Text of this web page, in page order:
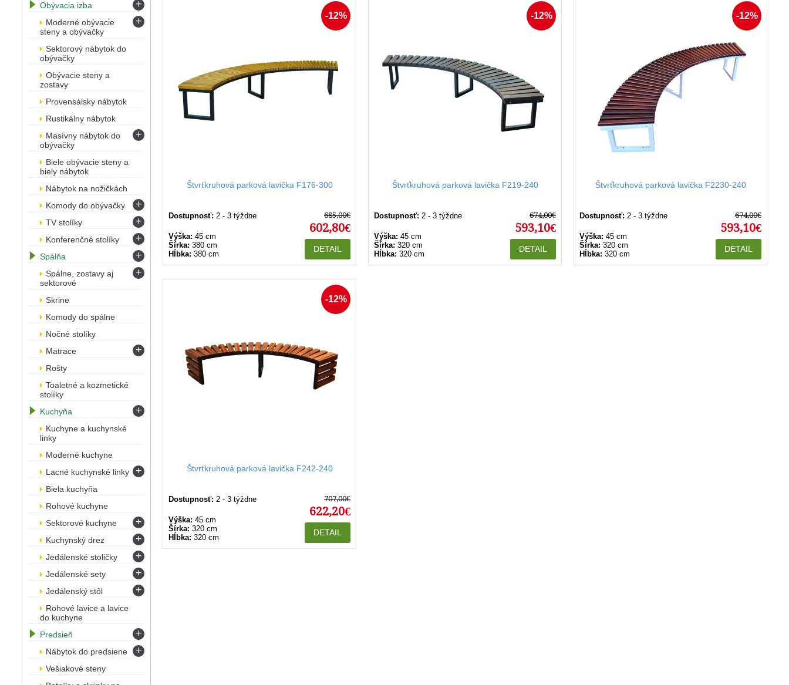
Obývacia izba
+
Moderné obývacie
steny a obývačky
+
Sektorový nábytok do
obývačky
Obývacie steny a
zostavy
Provensálsky nábytok
Rustikálny nábytok
Masívny nábytok do
obývačky
+
Biele obývacie steny a
biely nábytok
Nábytok na nožičkách
Komody do obývačky
+
TV stolíky +
Konferenčné stolíky +
Spálňa +
Spálne, zostavy aj
sektorové
+
Skrine
Komody do spálne
Nočné stolíky
Matrace
+
Rošty
Toaletné a kozmetické
stolíky
Kuchyňa
+
Kuchyne a kuchynské
linky
Moderné kuchyne
Lacné kuchynské linky
+
Biela kuchyňa
Rohové kuchyne
Sektorové kuchyne
+
Kuchynský drez +
Jedálenské stoličky +
Jedálenské sety +
Jedálenský stôl +
Rohové lavice a lavice
do kuchyne
Predsieň
+
Nábytok do predsiene +
Vešiakové steny
-12%
Štvrťkruhová parková lavička F176-300
Dostupnosť: 2 - 3 týždne
Výška: 45 cm
Šírka: 380 cm
Hĺbka: 380 cm
685,00€
602,80€
DETAIL
-12%
Štvrťkruhová parková lavička F219-240
Dostupnosť: 2 - 3 týždne
Výška: 45 cm
Šírka: 320 cm
Hĺbka: 320 cm
674,00€
593,10€
DETAIL
-12%
Štvrťkruhová parková lavička F2230-240
Dostupnosť: 2 - 3 týždne
Výška: 45 cm
Šírka: 320 cm
Hĺbka: 320 cm
674,00€
593,10€
DETAIL
-12%
Štvrťkruhová parková lavička F242-240
Dostupnosť: 2 - 3 týždne
Výška: 45 cm
Šírka: 320 cm
Hĺbka: 320 cm
707,00€
622,20€
DETAIL